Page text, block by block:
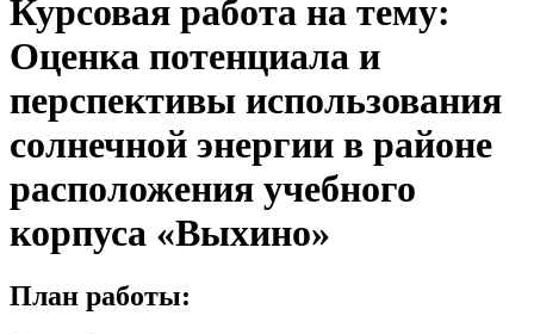
Курсовая работа на тему:
Оценка потенциала и
перспективы использования
солнечной энергии в районе
расположения учебного
корпуса «Выхино»
План работы: